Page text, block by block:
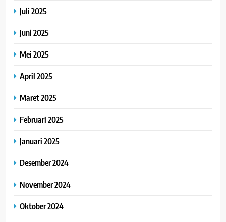
Juli 2025
Juni 2025
Mei 2025
April 2025
Maret 2025
Februari 2025
Januari 2025
Desember 2024
November 2024
Oktober 2024